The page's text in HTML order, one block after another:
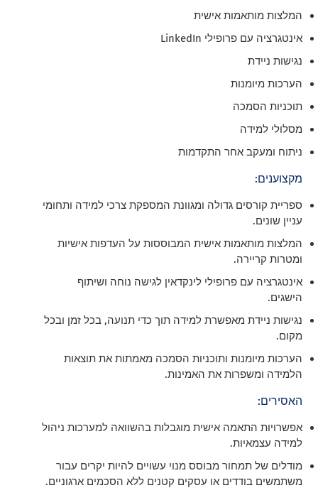
המלצות מותאמות אישית
אינטגרציה עם פרופילי LinkedIn
נגישות ניידת
הערכות מיומנות
תוכניות הסמכה
מסלולי למידה
ניתוח ומעקב אחר התקדמות
מקצוענים:
ספריית קורסים גדולה ומגוונת המספקת צרכי למידה ותחומי
עניין שונים.
המלצות מותאמות אישית המבוססות על העדפות אישיות
ומטרות קריירה.
אינטגרציה עם פרופילי לינקדאין לגישה נוחה ושיתוף
הישגים.
נגישות ניידת מאפשרת למידה תוך כדי תנועה, בכל זמן ובכל
מקום.
הערכות מיומנות ותוכניות הסמכה מאמתות את תוצאות
הלמידה ומשפרות את האמינות.
האסירים:
אפשרויות התאמה אישית מוגבלות בהשוואה למערכות ניהול
למידה עצמאיות.
מודלים של תמחור מבוסס מנוי עשויים להיות יקרים עבור
משתמשים בודדים או עסקים קטנים ללא הסכמים ארגוניים.